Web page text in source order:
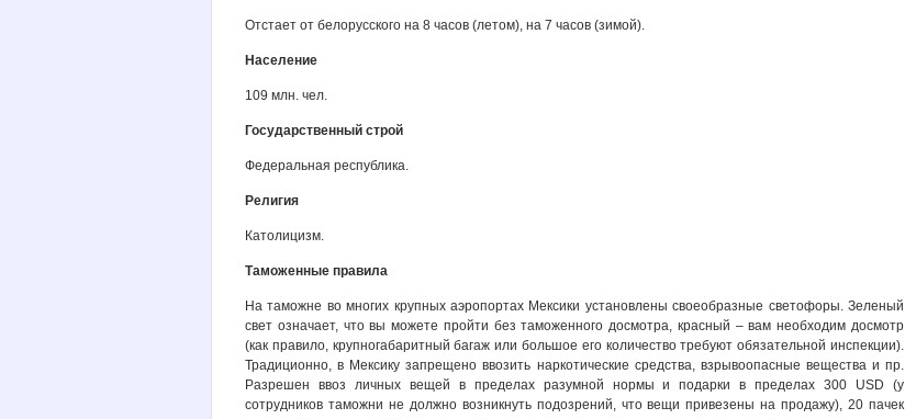
Отстает от белорусского на 8 часов (летом), на 7 часов (зимой).
Население
109 млн. чел.
Государственный строй
Федеральная республика.
Религия
Католицизм.
Таможенные правила
На таможне во многих крупных аэропортах Мексики установлены своеобразные светофоры. Зеленый
свет означает, что вы можете пройти без таможенного досмотра, красный – вам необходим досмотр
(как правило, крупногабаритный багаж или большое его количество требуют обязательной инспекции).
Традиционно, в Мексику запрещено ввозить наркотические средства, взрывоопасные вещества и пр.
Разрешен ввоз личных вещей в пределах разумной нормы и подарки в пределах 300 USD (у
сотрудников таможни не должно возникнуть подозрений, что вещи привезены на продажу), 20 пачек